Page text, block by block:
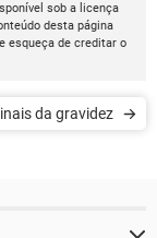
sob a licença
desta página
esqueça de creditar o
da gravidez